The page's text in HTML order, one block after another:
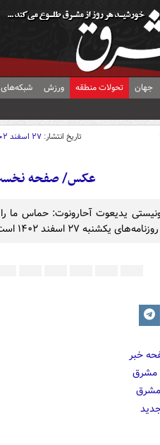
جهان تحولات منطقه ورزش شبکه‌های
تاریخ انتشار: ۲۷ اسفند ۱۴۰۲ - ۰۰:۳۱
عکس/ صفحه نخست
یدیعوت آحارونوت: حماس
یکشنبه ۲۷ اسفند ۱۴۰۲ است.